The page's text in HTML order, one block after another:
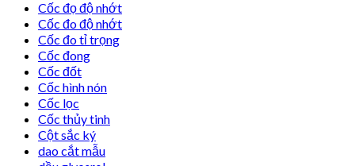
Cốc đọ độ nhớt
Cốc đo độ nhớt
Cốc đo tỉ trọng
Cốc đong
Cốc đốt
Cốc hình nón
Cốc lọc
Cốc thủy tinh
Cột sắc ký
dao cắt mẫu